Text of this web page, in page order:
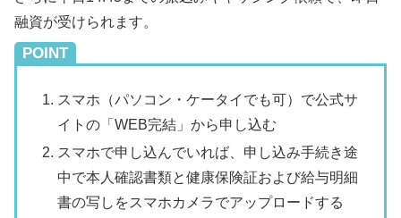
融資が受けられます。
POINT
スマホ（パソコン・ケータイでも可）で公式サ
イトの「WEB完結」から申し込む
スマホで申し込んでいれば、申し込み手続き途
中で本人確認書類と健康保険証および給与明細
書の写しをスマホカメラでアップロードする